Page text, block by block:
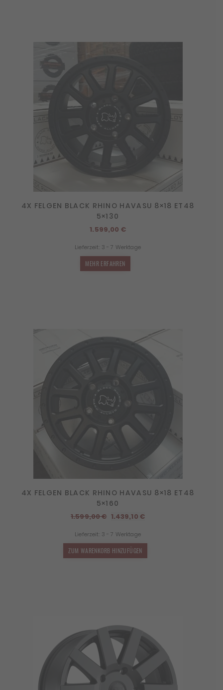
4X FELGEN BLACK RHINO HAVASU 8×18 ET48
5×130
1.599,00 €
Lieferzeit: 3 - 7 Werktage
MEHR ERFAHREN
4X FELGEN BLACK RHINO HAVASU 8×18 ET48
5×160
1.599,00€ Ursprünglicher
war:
1.599,00 €
1.439,10 €Aktueller
Lieferzeit: 3 - 7 Werktage
ZUM WARENKORB HINZUFÜGEN